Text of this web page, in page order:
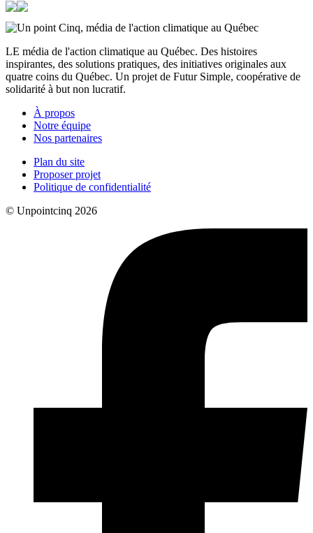
LE média de l'action climatique au Québec. Des histoires
inspirantes, des solutions pratiques, des initiatives originales aux
quatre coins du Québec. Un projet de Futur Simple, coopérative de
solidarité à but non lucratif.
À propos
Notre équipe
Nos partenaires
Plan du site
Proposer projet
Politique de confidentialité
© Unpointcinq 2026